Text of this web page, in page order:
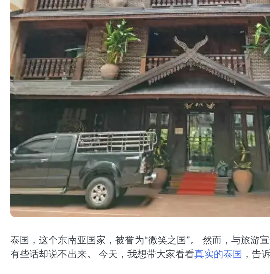
泰国，这个东南亚国家，被誉为“微笑之国”。 然而，与旅游
有些话却说不出来。 今天，我想带大家看看真实的泰国 ，告